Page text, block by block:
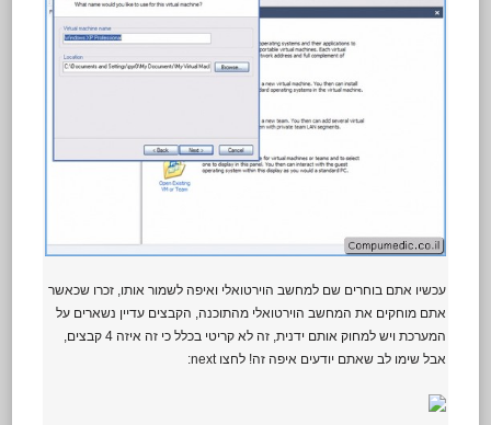
עכשיו אתם בוחרים שם למחשב הוירטואלי ואיפה לשמור אותו, זכרו שכאשר
אתם מוחקים את המחשב הוירטואלי מהתוכנה, הקבצים עדיין נשארים על
המערכת ויש למחוק אותם ידנית, זה לא קריטי בכלל כי זה איזה 4 קבצים,
אבל שימו לב שאתם יודעים איפה זה! לחצו next: